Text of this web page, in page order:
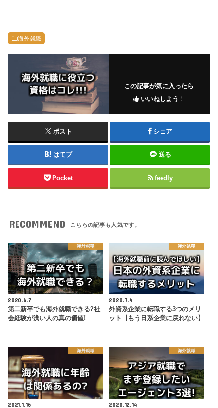
海外就職
この記事が気に入ったら
いいねしよう！
ポスト シェア
はてブ 送る
Pocket feedly
RECOMMEND こちらの記事も人気です。
海外就職
2020.6.7
第二新卒でも海外就職できる?社
会経験が浅い人の真の価値!
海外就職
2020.7.4
外資系企業に転職する3つのメリ
ット【もう日系企業に戻れない】
海外就職
2021.1.16
海外就職
2020.12.14